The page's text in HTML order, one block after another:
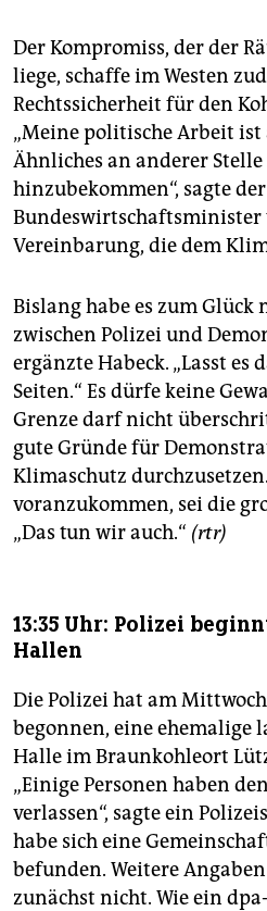
Der Kompromiss, der der
liege, schaffe im Westen
Rechtssicherheit für den
„Meine politische Arbeit
Ähnliches an anderer
hinzubekommen“, sagte der
Bundeswirtschaftsminister
Vereinbarung, die dem
Bislang habe es zum Glück
zwischen Polizei und
ergänzte Habeck. „Lasst es
Seiten.“ Es dürfe keine
Grenze darf nicht
gute Gründe für
Klimaschutz
voranzukommen, sei die
„Das tun wir auch.“ (rtr)
13:35 Uhr: Polizei
Hallen
Die Polizei hat am
begonnen, eine ehemalige
Halle im Braunkohleort
„Einige Personen haben
verlassen“, sagte ein
habe sich eine
befunden. Weitere
zunächst nicht. Wie ein